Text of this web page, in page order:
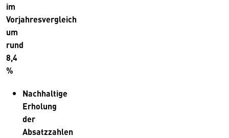
im
Vorjahresvergleich
um
rund
8,4
%
Nachhaltige
Erholung
der
Absatzzahlen